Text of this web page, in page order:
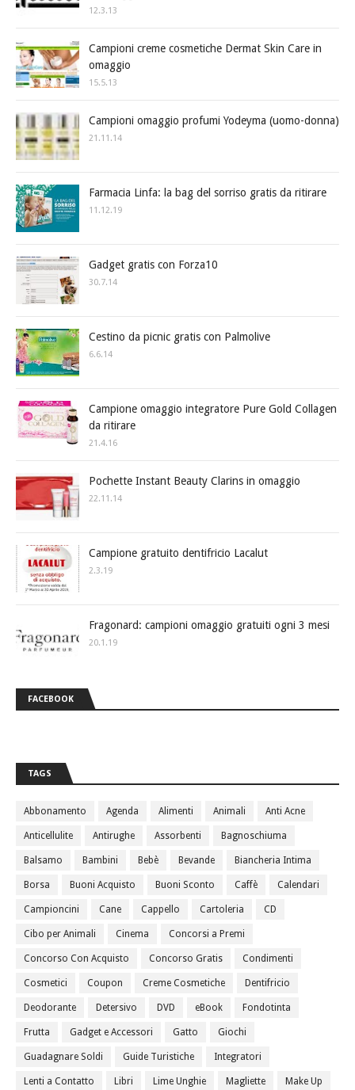
12.3.13
Campioni creme cosmetiche Dermat Skin Care in
omaggio
15.5.13
Campioni omaggio profumi Yodeyma (uomo-donna)
21.11.14
Farmacia Linfa: la bag del sorriso gratis da ritirare
11.12.19
Gadget gratis con Forza10
30.7.14
Cestino da picnic gratis con Palmolive
6.6.14
Campione omaggio integratore Pure Gold Collagen
da ritirare
21.4.16
Pochette Instant Beauty Clarins in omaggio
22.11.14
Campione gratuito dentifricio Lacalut
2.3.19
Fragonard: campioni omaggio gratuiti ogni 3 mesi
20.1.19
FACEBOOK
TAGS
Abbonamento Agenda Alimenti Animali Anti Acne
Anticellulite Antirughe Assorbenti Bagnoschiuma
Balsamo Bambini Bebè Bevande Biancheria Intima
Borsa Buoni Acquisto Buoni Sconto Caffè Calendari
Campioncini Cane Cappello Cartoleria CD
Cibo per Animali Cinema Concorsi a Premi
Concorso Con Acquisto Concorso Gratis Condimenti
Cosmetici Coupon Creme Cosmetiche Dentifricio
Deodorante Detersivo DVD eBook Fondotinta
Frutta Gadget e Accessori Gatto Giochi
Guadagnare Soldi Guide Turistiche Integratori
Lenti a Contatto Libri Lime Unghie Magliette Make Up